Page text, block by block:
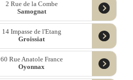
2 Rue de la Combe
Samognat
14 Impasse de l'Etang
Groissiat
60 Rue Anatole France
Oyonnax